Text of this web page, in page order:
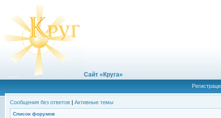
Сайт «Круга»
Сообщения без ответов | Активные темы
Список форумов